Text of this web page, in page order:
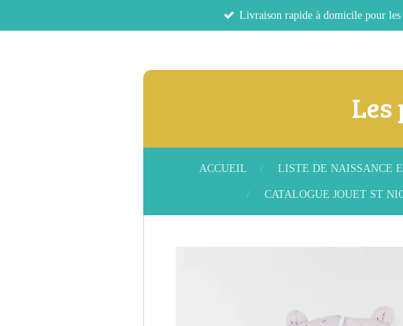
Livraison rapide à domicile pour les
ACCUEIL LISTE DE NAISSANCE
CATALOGUE JOUET ST